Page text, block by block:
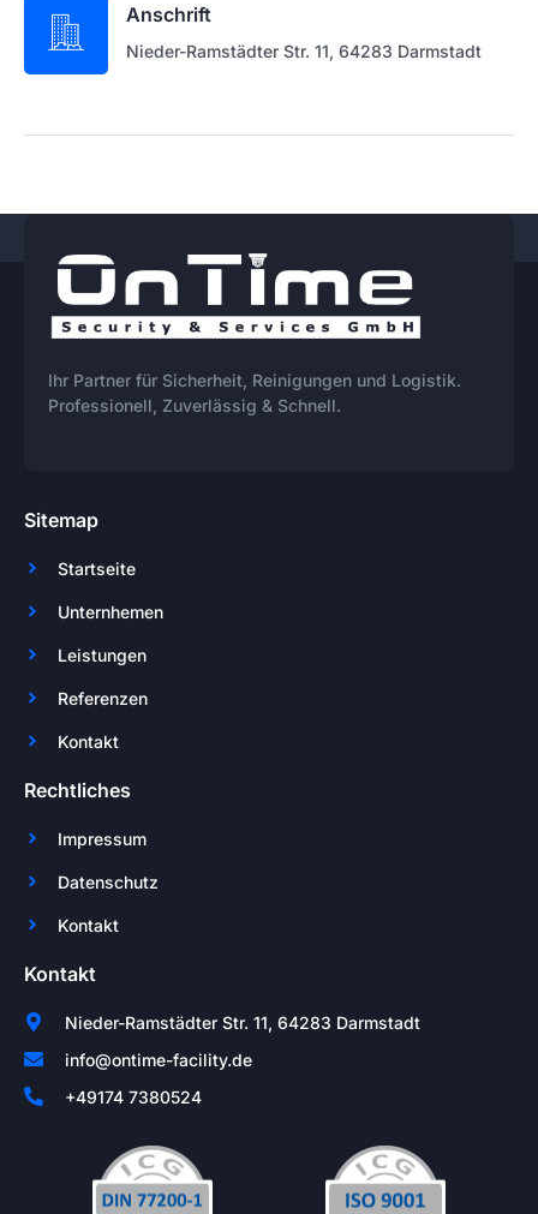
Anschrift
Nieder-Ramstädter Str. 11, 64283 Darmstadt
Ihr Partner für Sicherheit, Reinigungen und Logistik.
Professionell, Zuverlässig & Schnell.
Sitemap
Startseite
Unternhemen
Leistungen
Referenzen
Kontakt
Rechtliches
Impressum
Datenschutz
Kontakt
Kontakt
Nieder-Ramstädter Str. 11, 64283 Darmstadt
info@ontime-facility.de
+49174 7380524